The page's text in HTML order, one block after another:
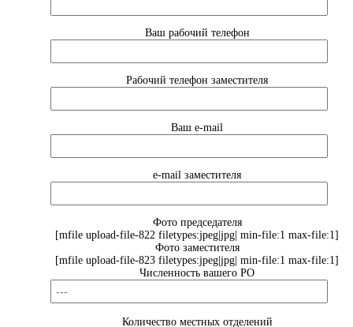
Ваш рабочий телефон
Рабочий телефон заместителя
Ваш e-mail
e-mail заместителя
Фото председателя
[mfile upload-file-822 filetypes:jpeg|jpg| min-file:1 max-file:1]
Фото заместителя
[mfile upload-file-823 filetypes:jpeg|jpg| min-file:1 max-file:1]
Численность вашего РО
Количество местных отделений